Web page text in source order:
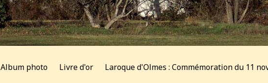
Album photo Livre d'or Laroque d'Olmes : Commémoration du 11